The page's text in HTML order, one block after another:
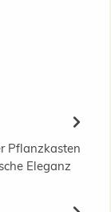
Pflanzkasten
Eleganz